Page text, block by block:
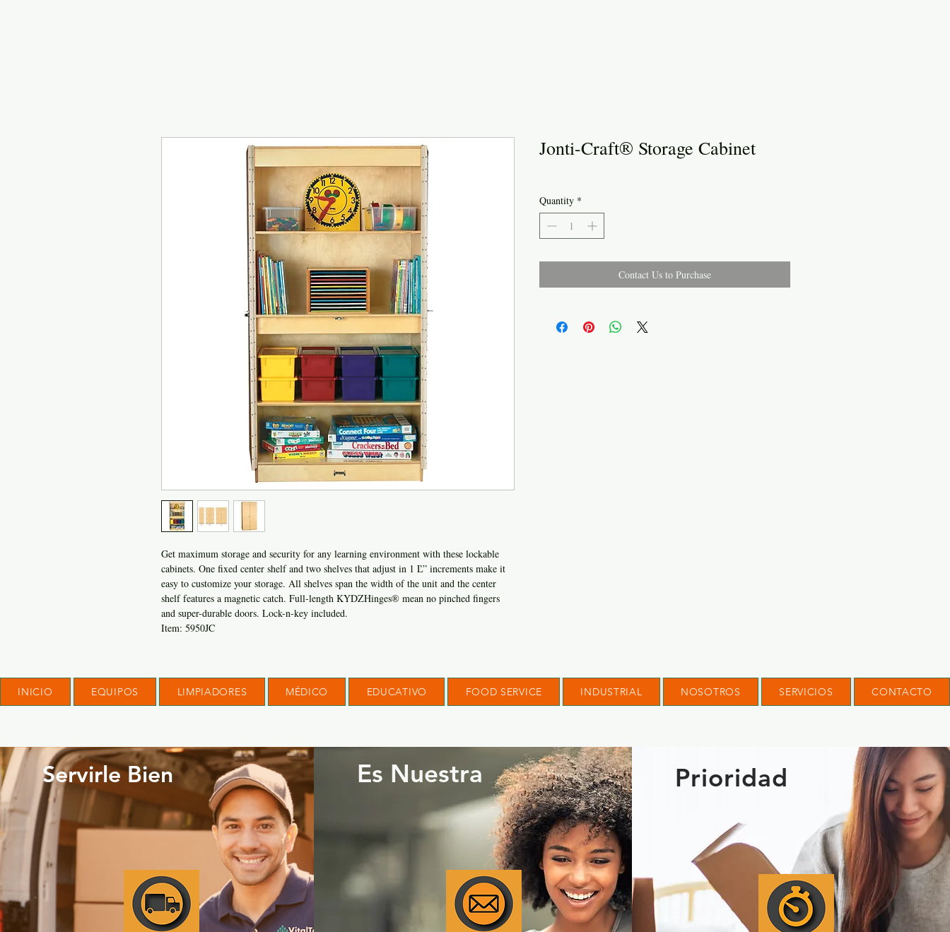
Get maximum storage and security for any learning environment with these lockable
cabinets. One fixed center shelf and two shelves that adjust in 1 Ľ” increments make it
easy to customize your storage. All shelves span the width of the unit and the center
shelf features a magnetic catch. Full-length KYDZHinges® mean no pinched fingers
and super-durable doors. Lock-n-key included.
Item: 5950JC
Jonti-Craft® Storage Cabinet
Quantity *
Contact Us to Purchase
INICIO EQUIPOS LIMPIADORES MÉDICO EDUCATIVO FOOD SERVICE INDUSTRIAL NOSOTROS SERVICIOS CONTACTO
Servirle Bien Es Nuestra Prioridad